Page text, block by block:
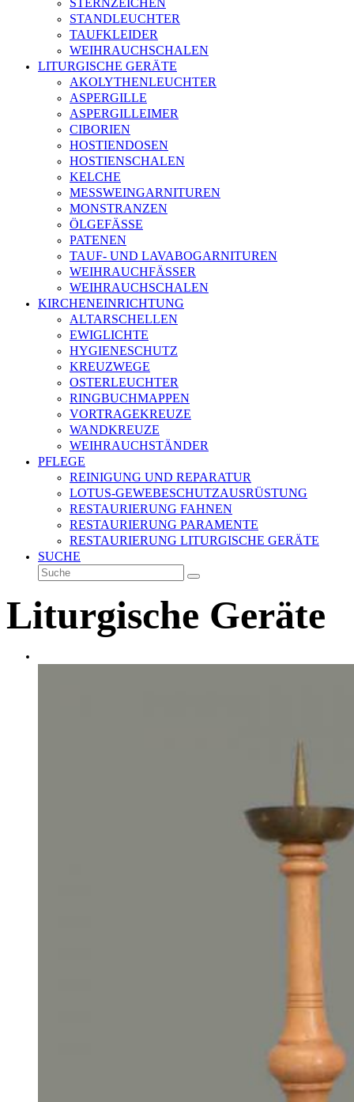
STERNZEICHEN
STANDLEUCHTER
TAUFKLEIDER
WEIHRAUCHSCHALEN
LITURGISCHE GERÄTE
AKOLYTHENLEUCHTER
ASPERGILLE
ASPERGILLEIMER
CIBORIEN
HOSTIENDOSEN
HOSTIENSCHALEN
KELCHE
MESSWEINGARNITUREN
MONSTRANZEN
ÖLGEFÄSSE
PATENEN
TAUF- UND LAVABOGARNITUREN
WEIHRAUCHFÄSSER
WEIHRAUCHSCHALEN
KIRCHENEINRICHTUNG
ALTARSCHELLEN
EWIGLICHTE
HYGIENESCHUTZ
KREUZWEGE
OSTERLEUCHTER
RINGBUCHMAPPEN
VORTRAGEKREUZE
WANDKREUZE
WEIHRAUCHSTÄNDER
PFLEGE
REINIGUNG UND REPARATUR
LOTUS-GEWEBESCHUTZAUSRÜSTUNG
RESTAURIERUNG FAHNEN
RESTAURIERUNG PARAMENTE
RESTAURIERUNG LITURGISCHE GERÄTE
SUCHE
Suche
Senden
Liturgische Geräte